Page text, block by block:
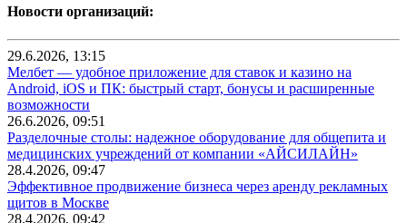
Новости организаций:
29.6.2026, 13:15
Мелбет — удобное приложение для ставок и казино на
Android, iOS и ПК: быстрый старт, бонусы и расширенные
возможности
26.6.2026, 09:51
Разделочные столы: надежное оборудование для общепита и
медицинских учреждений от компании «АЙСИЛАЙН»
28.4.2026, 09:47
Эффективное продвижение бизнеса через аренду рекламных
щитов в Москве
28.4.2026, 09:42